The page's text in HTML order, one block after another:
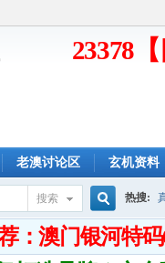
23378
老澳讨论区 玄机资料
搜索
搜
热搜: